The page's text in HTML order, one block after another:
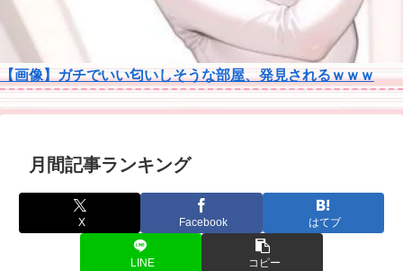
【画像】ガチでいい匂いしそうな部屋、発見されるｗｗｗ
月間記事ランキング
X Facebook はてブ
LINE コピー